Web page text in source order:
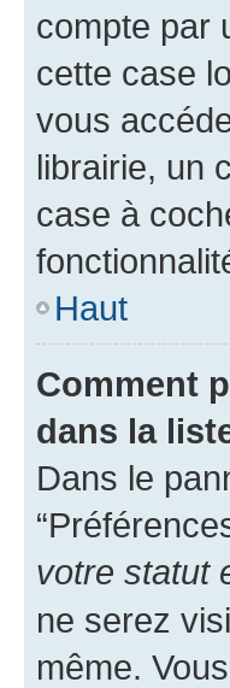
compte par
cette case
vous
librairie, un
case à
Haut
Comment
dans la
Dans le
votre statut
ne serez
même.